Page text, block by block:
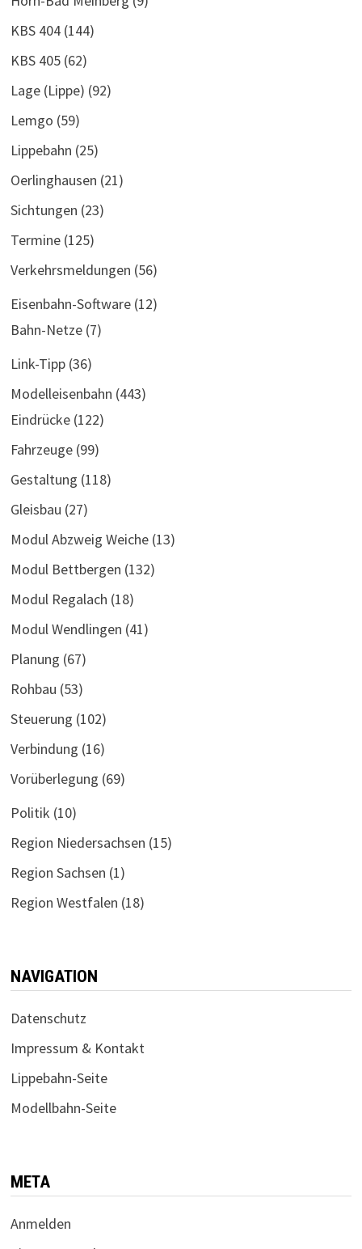
KBS 404(144)
KBS 405(62)
Lage (Lippe) (92)
Lemgo (59)
Lippebahn (25)
Oerlinghausen (21)
Sichtungen (23)
Termine(125)
Verkehrsmeldungen (56)
Eisenbahn-Software(12)
Bahn-Netze(7)
Link-Tipp(36)
Modelleisenbahn (443)
Eindrücke(122)
Fahrzeuge(99)
Gestaltung (118)
Gleisbau (27)
Modul Abzweig Weiche(13)
Modul Bettbergen (132)
Modul Regalach (18)
Modul Wendlingen (41)
Planung (67)
Rohbau (53)
Steuerung (102)
Verbindung (16)
Vorüberlegung (69)
Politik (10)
Region Niedersachsen (15)
Region Sachsen (1)
Region Westfalen (18)
NAVIGATION
Datenschutz
Impressum & Kontakt
Lippebahn-Seite
Modellbahn-Seite
META
Anmelden